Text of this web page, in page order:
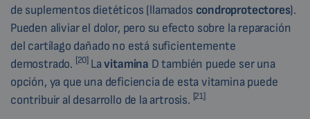
de suplementos dietéticos (llamados condroprotectores).
Pueden aliviar el dolor, pero su efecto sobre la reparación
del cartílago dañado no está suficientemente
demostrado. [20] Lavitamina D también puede ser una
opción, ya que una deficiencia de esta vitamina puede
contribuir al desarrollo de la artrosis. [21]